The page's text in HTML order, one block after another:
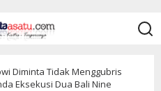
Diminta Tidak Menggubris
Eksekusi Dua Bali Nine